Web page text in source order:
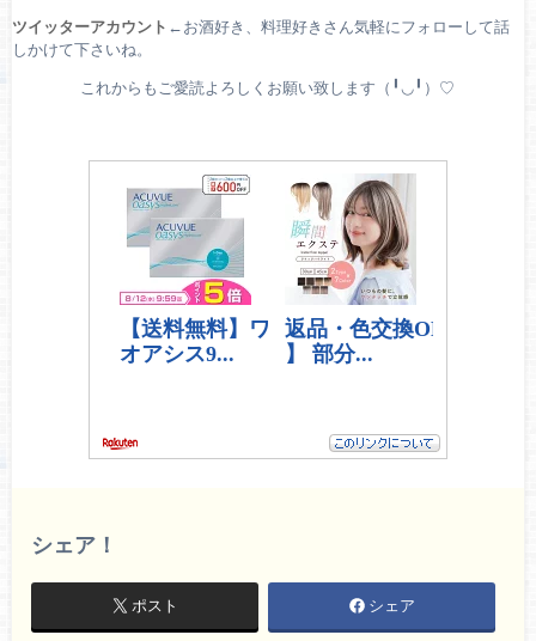
ツイッターアカウント ←お酒好き、料理好きさん気軽にフォローして話
しかけて下さいね。
これからもご愛読よろしくお願い致します（╹◡╹）♡
シェア！
ポスト シェア